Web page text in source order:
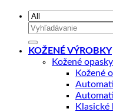
Hľadať:
KOŽENÉ VÝROBKY
Kožené
Kožené
Klasické